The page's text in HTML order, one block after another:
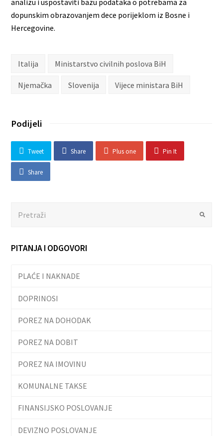
analizu i uspostaviti bazu podataka o potrebama za
dopunskim obrazovanjem dece porijeklom iz Bosne i
Hercegovine.
Italija Ministarstvo civilnih poslova BiH
Njemačka Slovenija Vijece ministara BiH
Podijeli
Tweet Share Plus one Pin It
Share
Submit
PITANJA I ODGOVORI
PLAĆE I NAKNADE
DOPRINOSI
POREZ NA DOHODAK
POREZ NA DOBIT
POREZ NA IMOVINU
KOMUNALNE TAKSE
FINANSIJSKO POSLOVANJE
DEVIZNO POSLOVANJE